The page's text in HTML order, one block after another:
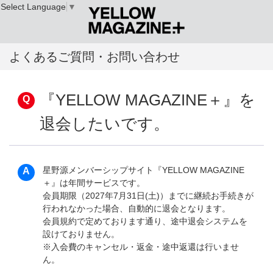
よくあるご質問・お問い合わせ
『YELLOW MAGAZINE＋』を
退会したいです。
星野源メンバーシップサイト『YELLOW MAGAZINE
＋』は年間サービスです。
会員期限（2027年7月31日(土)）までに継続お手続きが
行われなかった場合、自動的に退会となります。
会員規約で定めております通り、途中退会システムを
設けておりません。
※入会費のキャンセル・返金・途中返還は行いませ
ん。
Select Language ▼